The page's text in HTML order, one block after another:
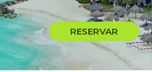
RESERVAR